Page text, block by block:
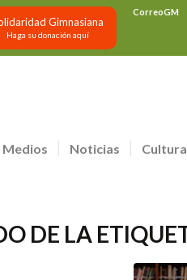
CorreoGM
Gimnasiana
Haga su donación aquí
Medios Noticias Cultura
DE LA